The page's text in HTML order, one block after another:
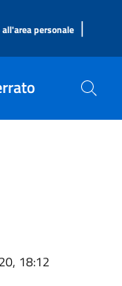
all'area personale |
18:12